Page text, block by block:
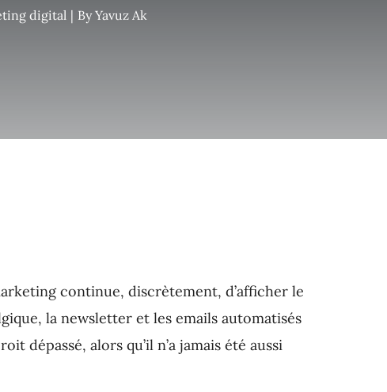
digital | ByYavuz Ak
continue, discrètement, d’afficher le
la newsletter et les emails automatisés
dépassé, alors qu’il n’a jamais été aussi